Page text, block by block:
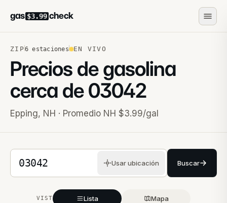
gas $3.99 check
ZIP6 estaciones EN VIVO
Precios de gasolina
cerca de03042
Epping, NH · Promedio NH $3.99/gal
Código postal de 5 dígitos
Usar ubicación Buscar
VISTA Lista Mapa